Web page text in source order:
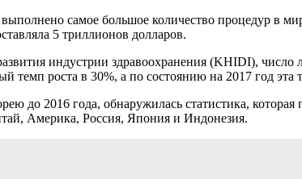
самое большое количество процедур в
5 триллионов долларов.
индустрии здравоохранения (KHIDI),
темп роста в 30%, а по состоянию на 2017 год эта
до 2016 года, обнаружилась статистика,
Америка, Россия, Япония и Индонезия.